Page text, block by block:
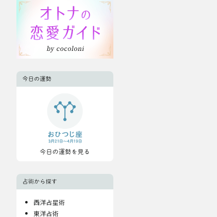
今日の運勢
今日の運勢を見る
占術から探す
西洋占星術
東洋占術